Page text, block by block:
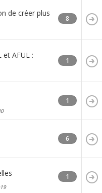
de créer plus
8
et AFUL :
1
1
6
1